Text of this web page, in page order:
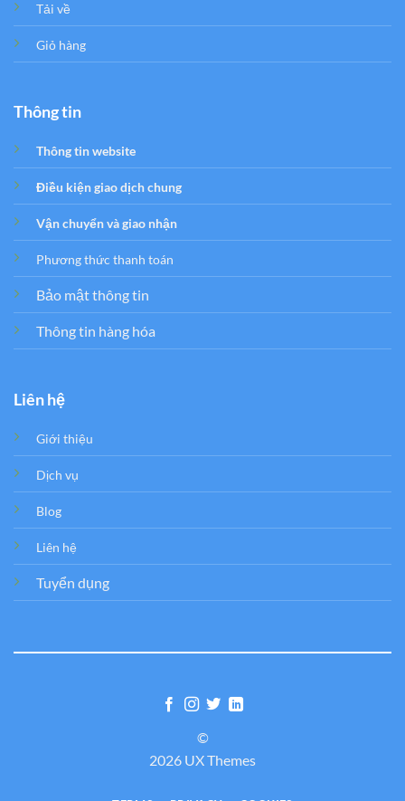
Tải về
Giỏ hàng
Thông tin
Thông tin website
Điều kiện giao dịch chung
Vận chuyển và giao nhận
Phương thức thanh toán
Bảo mật thông tin
Thông tin hàng hóa
Liên hệ
Giới thiệu
Dịch vụ
Blog
Liên hệ
Tuyển dụng
©
2026 UX Themes